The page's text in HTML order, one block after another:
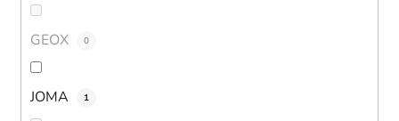
GEOX 0
JOMA 1